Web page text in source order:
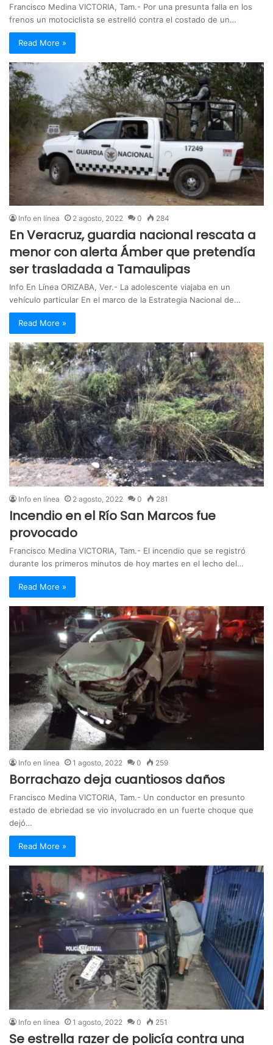
Francisco Medina VICTORIA, Tam.- Por una presunta falla en los
frenos un motociclista se estrelló contra el costado de un…
Read More »
Info en línea 2 agosto, 2022 0 284
En Veracruz, guardia nacional rescata a
menor con alerta Ámber que pretendía
ser trasladada a Tamaulipas
Info En Línea ORIZABA, Ver.- La adolescente viajaba en un
vehículo particular En el marco de la Estrategia Nacional de…
Read More »
Info en línea 2 agosto, 2022 0 281
Incendio en el Río San Marcos fue
provocado
Francisco Medina VICTORIA, Tam.- El incendio que se registró
durante los primeros minutos de hoy martes en el lecho del…
Read More »
Info en línea 1 agosto, 2022 0 259
Borrachazo deja cuantiosos daños
Francisco Medina VICTORIA, Tam.- Un conductor en presunto
estado de ebriedad se vio involucrado en un fuerte choque que
dejó…
Read More »
Info en línea 1 agosto, 2022 0 251
Se estrella razer de policía contra una